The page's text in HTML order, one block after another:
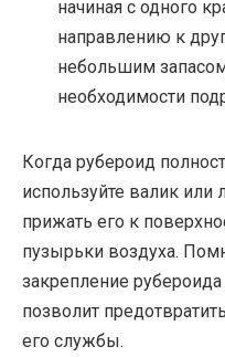
начиная с одного
направлению к
небольшим
необходимости
Когда рубероид
используйте валик или
прижать его к
пузырьки воздуха.
закрепление
позволит
его службы.